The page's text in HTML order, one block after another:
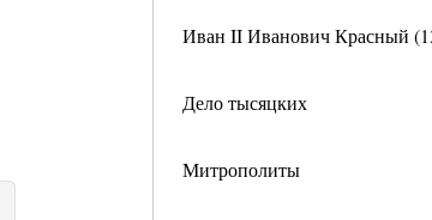
Иван II Иванович Красный
Дело тысяцких
Митрополиты